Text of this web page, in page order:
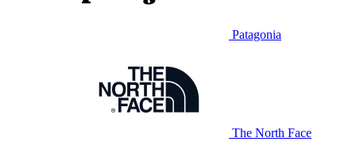
Patagonia
The North Face